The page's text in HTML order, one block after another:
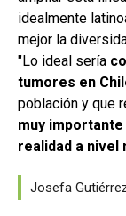
idealmente
mejor la
"Lo ideal sería
tumores en
población y que
muy
realidad a nivel
Josefa